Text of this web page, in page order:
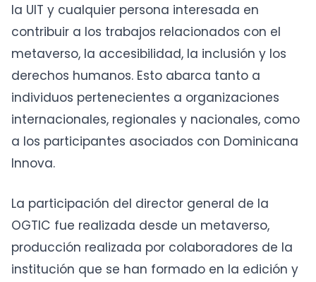
la UIT y cualquier persona interesada en
contribuir a los trabajos relacionados con el
metaverso, la accesibilidad, la inclusión y los
derechos humanos. Esto abarca tanto a
individuos pertenecientes a organizaciones
internacionales, regionales y nacionales, como
a los participantes asociados con Dominicana
Innova.
La participación del director general de la
OGTIC fue realizada desde un metaverso,
producción realizada por colaboradores de la
institución que se han formado en la edición y